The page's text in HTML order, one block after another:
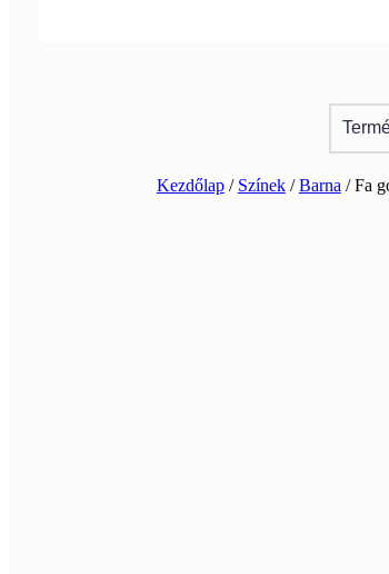
Kezdőlap/ Színek/Barna / Fa